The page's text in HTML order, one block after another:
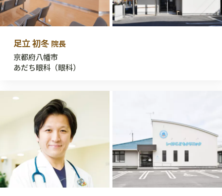
足立 初冬 院長
京都府八幡市
あだち眼科（眼科）